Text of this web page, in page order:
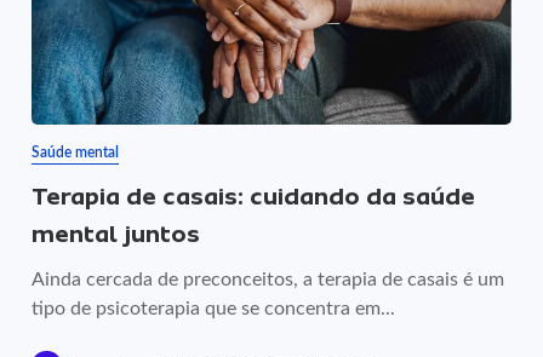
Saúde mental
Terapia de casais: cuidando da saúde
mental juntos
Ainda cercada de preconceitos, a terapia de casais é um
tipo de psicoterapia que se concentra em...